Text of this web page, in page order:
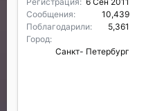
Сообщения
10,439
Поблагодарили
5,361
Город
Санкт- Петербург